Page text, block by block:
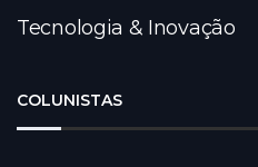
Tecnologia & Inovação
COLUNISTAS